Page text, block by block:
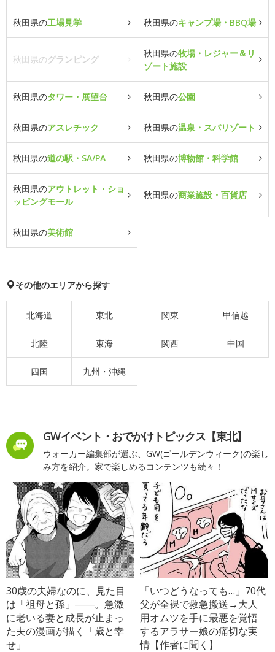
秋田県の工場見学 秋田県のキャンプ場・BBQ場
秋田県のグランピング
秋田県の牧場・レジャー＆リ
ゾート施設
秋田県のタワー・展望台 秋田県の公園
秋田県のアスレチック 秋田県の温泉・スパリゾート
秋田県の道の駅・SA/PA 秋田県の博物館・科学館
秋田県のアウトレット・ショ
ッピングモール
秋田県の商業施設・百貨店
秋田県の美術館
その他のエリアから探す
北海道 東北 関東 甲信越
北陸 東海 関西 中国
四国 九州・沖縄
GWイベント・おでかけトピックス【東北】
ウォーカー編集部が選ぶ、GW(ゴールデンウィーク)の楽し
み方を紹介。家で楽しめるコンテンツも続々！
30歳の夫婦なのに、見た目
は「祖母と孫」――。急激
に老いる妻と成長が止まっ
た夫の漫画が描く「歳と幸
せ」
「いつどうなっても…」70代
父が全裸で救急搬送→大人
用オムツを手に最悪を覚悟
するアラサー娘の痛切な実
情【作者に聞く】